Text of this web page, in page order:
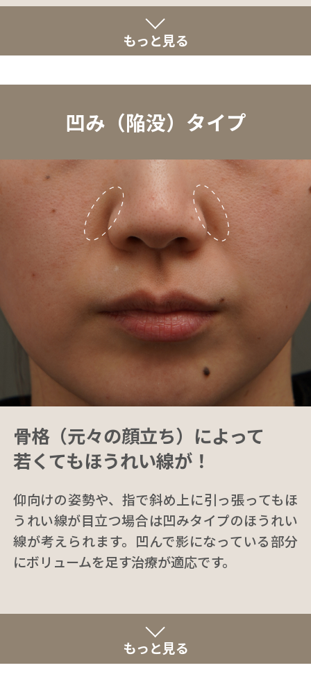
もっと見る
凹み（陥没）タイプ
骨格（元々の顔立ち）によって
若くてもほうれい線が！
仰向けの姿勢や、指で斜め上に引っ張ってもほ
うれい線が目立つ場合は凹みタイプのほうれい
線が考えられます。凹んで影になっている部分
にボリュームを足す治療が適応です。
もっと見る